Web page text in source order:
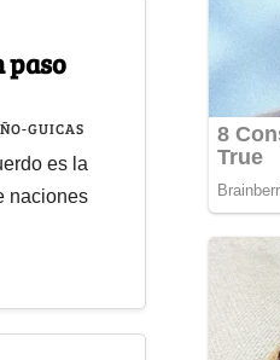
paso
GUICAS
es la
naciones